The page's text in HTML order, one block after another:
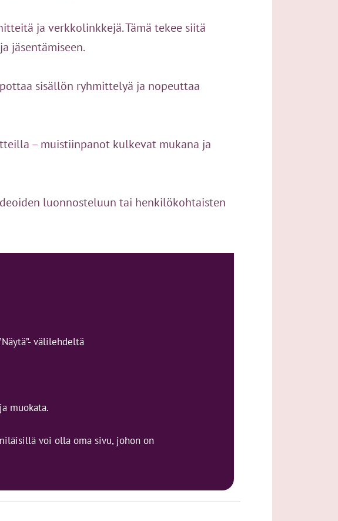
ja verkkolinkkejä. Tämä tekee siitä
jäsentämiseen.
sisällön ryhmittelyä ja nopeuttaa
– muistiinpanot kulkevat mukana ja
luonnosteluun tai henkilökohtaisten
välilehdeltä
muokata.
voi olla oma sivu, johon on